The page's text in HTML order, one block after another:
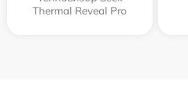
Thermal Reveal Pro